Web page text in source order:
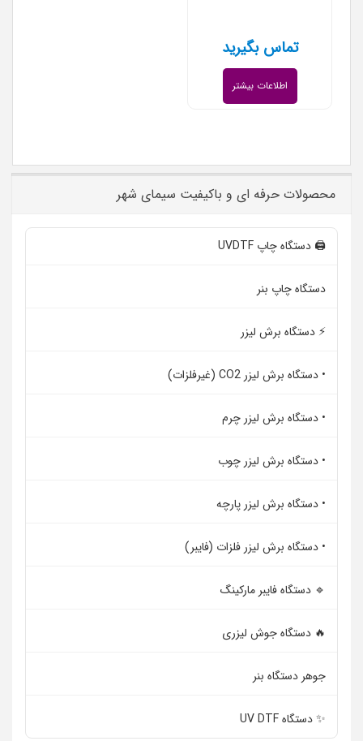
تماس بگیرید
اطلاعات بیشتر
محصولات حرفه ای و باکیفیت سیمای شهر
🖨️ دستگاه چاپ UVDTF
دستگاه چاپ بنر
⚡ دستگاه برش لیزر
• دستگاه برش لیزر CO2 (غیرفلزات)
• دستگاه برش لیزر چرم
• دستگاه برش لیزر چوب
• دستگاه برش لیزر پارچه
• دستگاه برش لیزر فلزات (فایبر)
🔹 دستگاه فایبر مارکینگ
🔥 دستگاه جوش لیزری
جوهر دستگاه بنر
✨ دستگاه UV DTF